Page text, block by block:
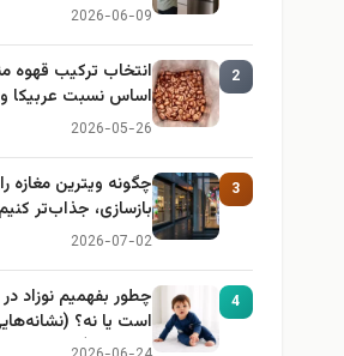
2026-06-09
انتخاب ترکیب قهوه مناسب بر
اساس نسبت عربیکا و ربوستا
2026-05-26
چگونه ویترین مغازه را بدون
بازسازی، جذاب‌تر کنیم؟
2026-07-02
چطور بفهمیم نوزاد در لباسش راحت
است یا نه؟ (نشانه‌هایی که هر مادر
باید بداند)